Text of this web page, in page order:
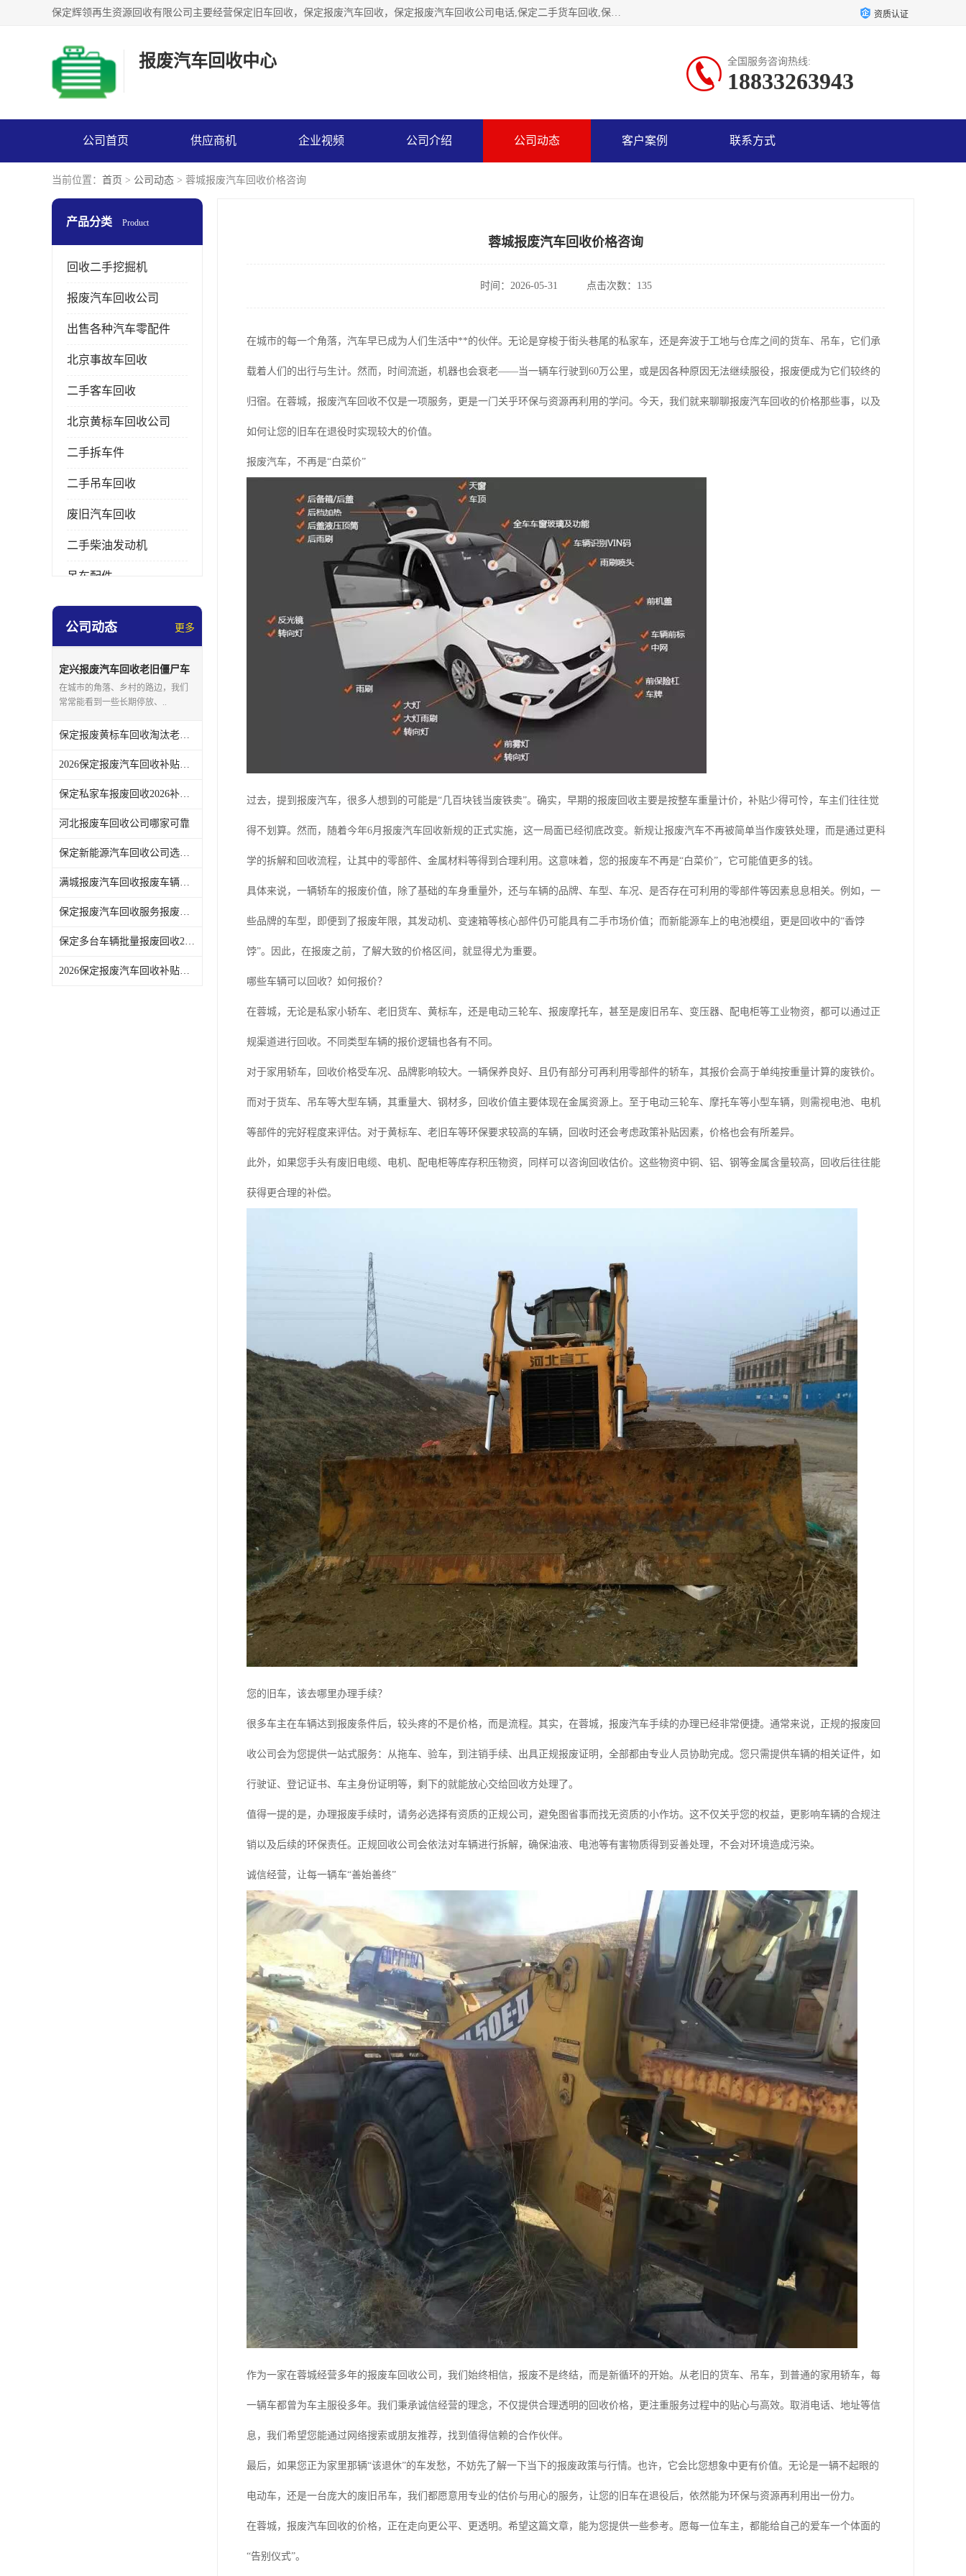
保定辉领再生资源回收有限公司主要经营保定旧车回收，保定报废汽车回收，保定报废汽车回收公司电话,保定二手货车回收,保定黄标车回收, 保定黄标车回收，保定哪里收报废车，保定废旧汽车回收，保定汽车报废手续办理，保定汽车解体厂。将通过采取区域限行促进淘汰、经济补助激励新、加大上路*法处罚、加强达标排放监管等综合措施，对老旧机动车逐步实行末位淘汰，加快老旧机动车淘汰新 资质认证
报废汽车回收中心 全国服务咨询热线:
18833263943
公司首页 供应商机 企业视频 公司介绍 公司动态 客户案例 联系方式
当前位置： 首页 > 公司动态 > 蓉城报废汽车回收价格咨询
产品分类 Product
回收二手挖掘机
报废汽车回收公司
出售各种汽车零配件
北京事故车回收
二手客车回收
北京黄标车回收公司
二手拆车件
二手吊车回收
废旧汽车回收
二手柴油发动机
吊车配件
挖掘机拆车件
公司动态 更多
定兴报废汽车回收老旧僵尸车
上门回收处理
在城市的角落、乡村的路边，我们
常常能看到一些长期停放、..
保定报废黄标车回收淘汰老旧车辆领取补贴
2026保定报废汽车回收补贴发放注意事项
保定私家车报废回收2026补贴发放时间说明
河北报废车回收公司哪家可靠
保定新能源汽车回收公司选哪家
满城报废汽车回收报废车辆残值实时报价
保定报废汽车回收服务报废手续全程代办不用跑腿
保定多台车辆批量报废回收2026补贴政策
2026保定报废汽车回收补贴申领常见问题汇总
蓉城报废汽车回收价格咨询
时间：2026-05-31 点击次数：135
在城市的每一个角落，汽车早已成为人们生活中**的伙伴。无论是穿梭于街头巷尾的私家车，还是奔波于工地与仓库之间的货车、吊车，它们承
载着人们的出行与生计。然而，时间流逝，机器也会衰老——当一辆车行驶到60万公里，或是因各种原因无法继续服役，报废便成为它们较终的
归宿。在蓉城，报废汽车回收不仅是一项服务，更是一门关乎环保与资源再利用的学问。今天，我们就来聊聊报废汽车回收的价格那些事，以及
如何让您的旧车在退役时实现较大的价值。
报废汽车，不再是“白菜价”
过去，提到报废汽车，很多人想到的可能是“几百块钱当废铁卖”。确实，早期的报废回收主要是按整车重量计价，补贴少得可怜，车主们往往觉
得不划算。然而，随着今年6月报废汽车回收新规的正式实施，这一局面已经彻底改变。新规让报废汽车不再被简单当作废铁处理，而是通过更科
学的拆解和回收流程，让其中的零部件、金属材料等得到合理利用。这意味着，您的报废车不再是“白菜价”，它可能值更多的钱。
具体来说，一辆轿车的报废价值，除了基础的车身重量外，还与车辆的品牌、车型、车况、是否存在可利用的零部件等因素息息相关。例如，一
些品牌的车型，即便到了报废年限，其发动机、变速箱等核心部件仍可能具有二手市场价值；而新能源车上的电池模组，更是回收中的“香饽
饽”。因此，在报废之前，了解大致的价格区间，就显得尤为重要。
哪些车辆可以回收？如何报价？
在蓉城，无论是私家小轿车、老旧货车、黄标车，还是电动三轮车、报废摩托车，甚至是废旧吊车、变压器、配电柜等工业物资，都可以通过正
规渠道进行回收。不同类型车辆的报价逻辑也各有不同。
对于家用轿车，回收价格受车况、品牌影响较大。一辆保养良好、且仍有部分可再利用零部件的轿车，其报价会高于单纯按重量计算的废铁价。
而对于货车、吊车等大型车辆，其重量大、钢材多，回收价值主要体现在金属资源上。至于电动三轮车、摩托车等小型车辆，则需视电池、电机
等部件的完好程度来评估。对于黄标车、老旧车等环保要求较高的车辆，回收时还会考虑政策补贴因素，价格也会有所差异。
此外，如果您手头有废旧电缆、电机、配电柜等库存积压物资，同样可以咨询回收估价。这些物资中铜、铝、钢等金属含量较高，回收后往往能
获得更合理的补偿。
您的旧车，该去哪里办理手续？
很多车主在车辆达到报废条件后，较头疼的不是价格，而是流程。其实，在蓉城，报废汽车手续的办理已经非常便捷。通常来说，正规的报废回
收公司会为您提供一站式服务：从拖车、验车，到注销手续、出具正规报废证明，全部都由专业人员协助完成。您只需提供车辆的相关证件，如
行驶证、登记证书、车主身份证明等，剩下的就能放心交给回收方处理了。
值得一提的是，办理报废手续时，请务必选择有资质的正规公司，避免图省事而找无资质的小作坊。这不仅关乎您的权益，更影响车辆的合规注
销以及后续的环保责任。正规回收公司会依法对车辆进行拆解，确保油液、电池等有害物质得到妥善处理，不会对环境造成污染。
诚信经营，让每一辆车“善始善终”
作为一家在蓉城经营多年的报废车回收公司，我们始终相信，报废不是终结，而是新循环的开始。从老旧的货车、吊车，到普通的家用轿车，每
一辆车都曾为车主服役多年。我们秉承诚信经营的理念，不仅提供合理透明的回收价格，更注重服务过程中的贴心与高效。取消电话、地址等信
息，我们希望您能通过网络搜索或朋友推荐，找到值得信赖的合作伙伴。
最后，如果您正为家里那辆“该退休”的车发愁，不妨先了解一下当下的报废政策与行情。也许，它会比您想象中更有价值。无论是一辆不起眼的
电动车，还是一台庞大的废旧吊车，我们都愿意用专业的估价与用心的服务，让您的旧车在退役后，依然能为环保与资源再利用出一份力。
在蓉城，报废汽车回收的价格，正在走向更公平、更透明。希望这篇文章，能为您提供一些参考。愿每一位车主，都能给自己的爱车一个体面的
“告别仪式”。